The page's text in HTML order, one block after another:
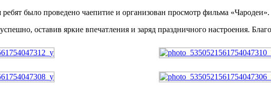
было проведено чаепитие и организован просмотр фильма «Чародеи».
оставив яркие впечатления и заряд праздничного настроения.